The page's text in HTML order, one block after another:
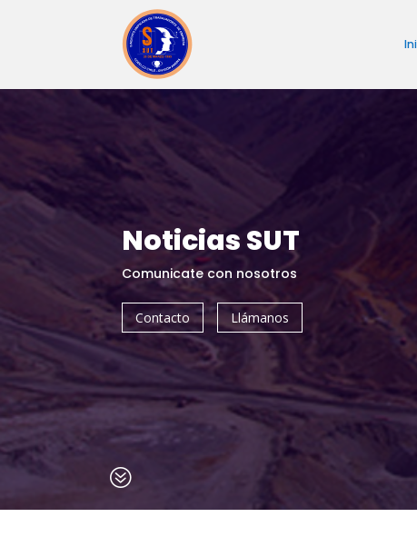
Noticias SUT
Comunicate con nosotros
Contacto Llámanos
?